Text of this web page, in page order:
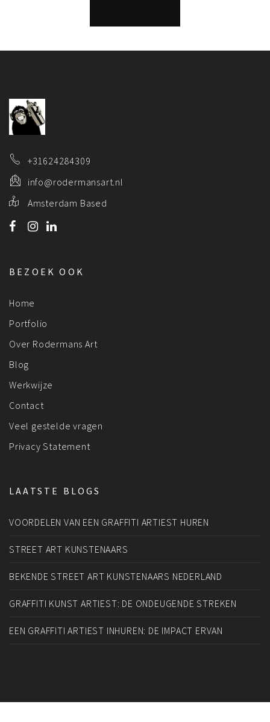
+31624284309
info@rodermansart.nl
Amsterdam Based
BEZOEK OOK
Home
Portfolio
Over Rodermans Art
Blog
Werkwijze
Contact
Veel gestelde vragen
Privacy Statement
LAATSTE BLOGS
VOORDELEN VAN EEN GRAFFITI ARTIEST HUREN
STREET ART KUNSTENAARS
BEKENDE STREET ART KUNSTENAARS NEDERLAND
GRAFFITI KUNST ARTIEST: DE ONDEUGENDE STREKEN
EEN GRAFFITI ARTIEST INHUREN: DE IMPACT ERVAN